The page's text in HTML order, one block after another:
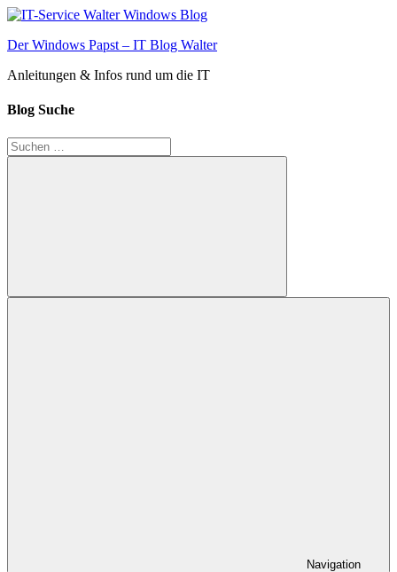
Zum
springen
Der Windows Papst – IT Blog Walter
Anleitungen & Infos rund um die IT
Blog Suche
Suchen
nach:
Suchen
Navigation